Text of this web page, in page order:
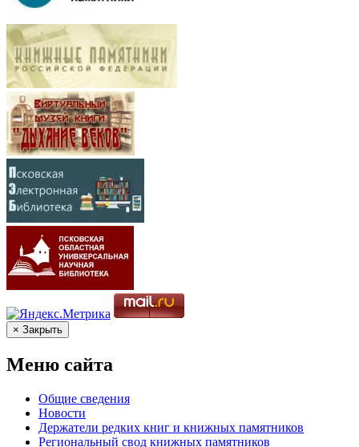
× Закрыть
Меню сайта
Общие сведения
Новости
Держатели редких книг и книжных памятников
Региональный свод книжных памятников